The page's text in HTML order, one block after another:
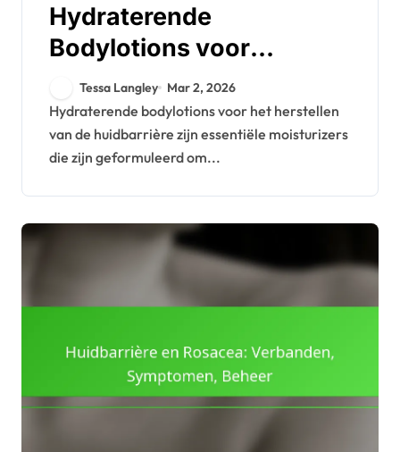
Hydraterende
Bodylotions voor
Huidbarrièreherstel:
Ingrediënten,
Effectiviteit, Tips
Tessa Langley Mar 2, 2026
Hydraterende bodylotions voor het herstellen
van de huidbarrière zijn essentiële moisturizers
die zijn geformuleerd om...